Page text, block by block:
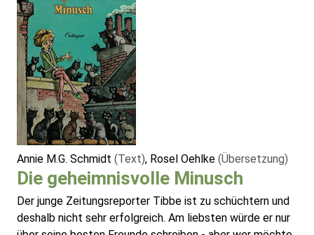
Annie M.G. Schmidt (Text), Rosel Oehlke (Übersetzung)
Die geheimnisvolle Minusch
Der junge Zeitungsreporter Tibbe ist zu schüchtern und
deshalb nicht sehr erfolgreich. Am liebsten würde er nur